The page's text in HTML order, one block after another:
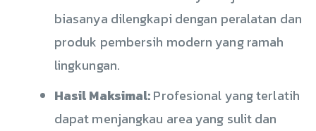
biasanya dilengkapi dengan peralatan dan
produk pembersih modern yang ramah
lingkungan.
Hasil Maksimal:Profesional yang terlatih
dapat menjangkau area yang sulit dan